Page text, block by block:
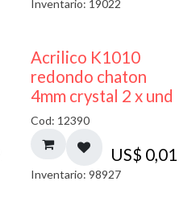
Inventario: 19022
50% DESCUENTO
Acrilico K1010
redondo chaton
4mm crystal 2 x und
Cod: 12390
US$ 0,01
Inventario: 98927